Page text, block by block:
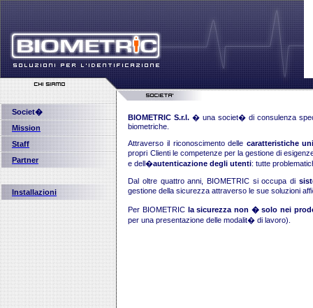
Societ�
Mission
Staff
Partner
Installazioni
BIOMETRIC S.r.l. � una societ� di consulenza
biometriche.
Attraverso il riconoscimento delle caratteristiche
propri Clienti le competenze per la gestione di
e dell�autenticazione degli utenti: tutte
Dal oltre quattro anni, BIOMETRIC si occupa di
gestione della sicurezza attraverso le sue soluzioni
Per BIOMETRIC la sicurezza non � solo nei
per una presentazione delle modalit� di lavoro).